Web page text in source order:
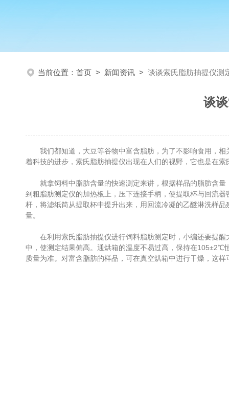
当前位置： 首页 > 新闻资讯 > 谈谈索氏脂肪抽提仪测
谈
我们都知道，大豆等谷物中富含脂肪，为了不影响食用，相
着科技的进步，索氏脂肪抽提仪出现在人们的视野，它也是在
就拿饲料中脂肪含量的快速测定来讲，根据样品的脂肪含量
到粗脂肪测定仪的加热板上，压下连接手柄，使提取杯与回流
杆，将滤纸筒从提取杯中提升出来，用回流冷凝的乙醚淋洗样
量。
在利用索氏脂肪抽提仪进行饲料脂肪测定时，小编还要提醒
中，使测定结果偏高。通烘箱的温度不易过高，保持在105±2℃
质量为准。对富含脂肪的样品，可在真空烘箱中进行干燥，这